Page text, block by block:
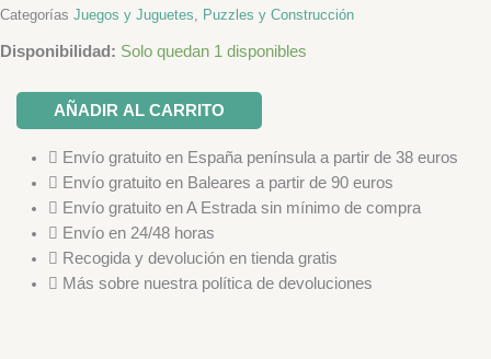
Categorías Juegos y Juguetes, Puzzles y Construcción
Disponibilidad: Solo quedan 1 disponibles
Juego
construcción
creativo
"Hipopótamo"
cantidad
AÑADIR AL CARRITO
Envío gratuito en España península a partir de 38 euros
Envío gratuito en Baleares a partir de 90 euros
Envío gratuito en A Estrada sin mínimo de compra
Envío en 24/48 horas
Recogida y devolución en tienda gratis
Más sobre nuestra política de devoluciones